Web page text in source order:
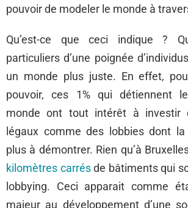
pouvoir de modeler le monde à
Qu’est-ce que ceci indique ?
particuliers d’une poignée
un monde plus juste. En effet,
pouvoir, ces 1% qui détiennent
monde ont tout intérêt à investir
légaux comme des lobbies dont la
plus à démontrer. Rien qu’à
kilomètres carrésde bâtiments qui
lobbying. Ceci apparait comme
majeur au développement d’une